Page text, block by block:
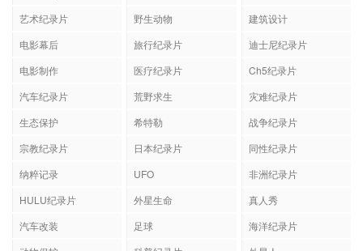
艺术纪录片
野生动物
建筑设计
电影幕后
旅行纪录片
迪士尼纪录片
电影制作
医疗纪录片
Ch5纪录片
汽车纪录片
荒野求生
灾难纪录片
生态保护
希特勒
战争纪录片
宗教纪录片
日本纪录片
同性纪录片
纳粹记录
UFO
非洲纪录片
HULU纪录片
外星生命
真人秀
汽车改装
足球
海洋纪录片